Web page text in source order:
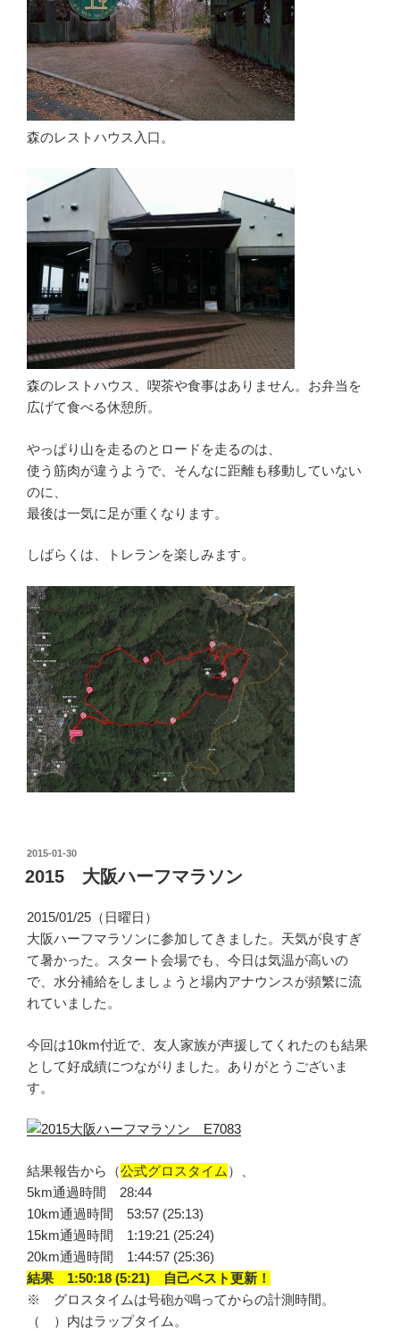
森のレストハウス入口。
森のレストハウス、喫茶や食事はありません。お弁当を
広げて食べる休憩所。
やっぱり山を走るのとロードを走るのは、
使う筋肉が違うようで、そんなに距離も移動していない
のに、
最後は一気に足が重くなります。
しばらくは、トレランを楽しみます。
投
稿
日:
2015-01-30
2015 大阪ハーフマラソン
2015/01/25（日曜日）
大阪ハーフマラソンに参加してきました。天気が良すぎ
て暑かった。スタート会場でも、今日は気温が高いの
で、水分補給をしましょうと場内アナウンスが頻繁に流
れていました。
今回は10km付近で、友人家族が声援してくれたのも結果
として好成績につながりました。ありがとうございま
す。
結果報告から（公式グロスタイム ）、
5km通過時間 28:44
10km通過時間 53:57 (25:13)
15km通過時間 1:19:21 (25:24)
20km通過時間 1:44:57 (25:36)
結果 1:50:18 (5:21) 自己ベスト更新！
※ グロスタイムは号砲が鳴ってからの計測時間。
（ ）内はラップタイム。